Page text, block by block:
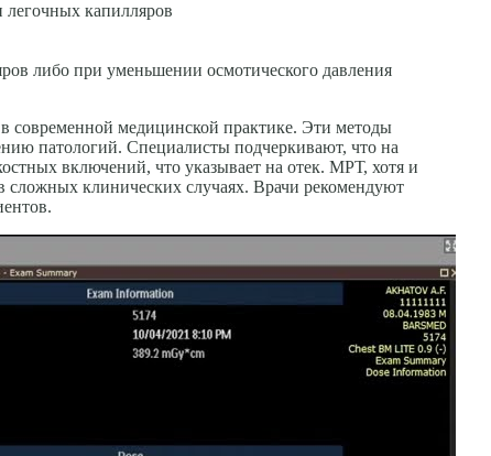
легочных капилляров
либо при уменьшении осмотического давления
современной медицинской практике. Эти методы
патологий. Специалисты подчеркивают, что на
включений, что указывает на отек. МРТ, хотя и
сложных клинических случаях. Врачи рекомендуют